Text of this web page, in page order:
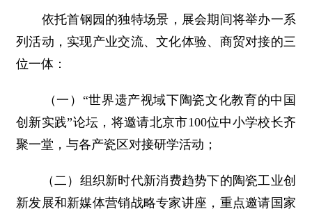
依托首钢园的独特场景，展会期间将举办一系
列活动，实现产业交流、文化体验、商贸对接的三
位一体：
（一）“世界遗产视域下陶瓷文化教育的中国
创新实践”论坛，将邀请北京市100位中小学校长齐
聚一堂，与各产瓷区对接研学活动；
（二）组织新时代新消费趋势下的陶瓷工业创
新发展和新媒体营销战略专家讲座，重点邀请国家